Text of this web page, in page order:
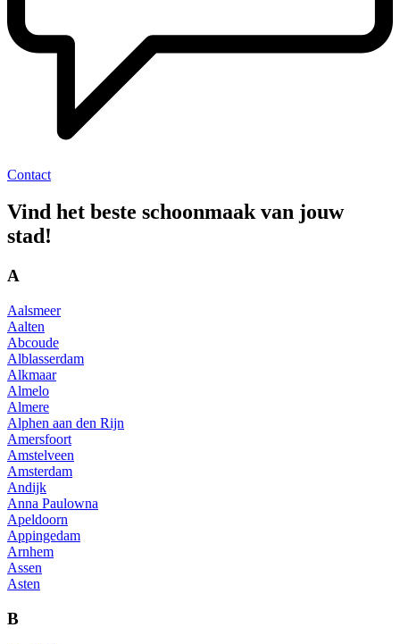
Contact
Vind het beste schoonmaak van jouw
stad!
A
Aalsmeer
Aalten
Abcoude
Alblasserdam
Alkmaar
Almelo
Almere
Alphen aan den Rijn
Amersfoort
Amstelveen
Amsterdam
Andijk
Anna Paulowna
Apeldoorn
Appingedam
Arnhem
Assen
Asten
B